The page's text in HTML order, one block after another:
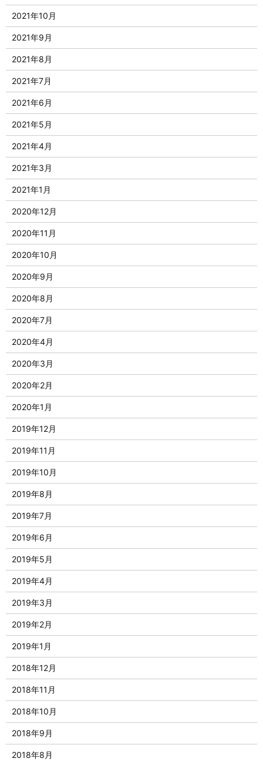
2021年10月
2021年9月
2021年8月
2021年7月
2021年6月
2021年5月
2021年4月
2021年3月
2021年1月
2020年12月
2020年11月
2020年10月
2020年9月
2020年8月
2020年7月
2020年4月
2020年3月
2020年2月
2020年1月
2019年12月
2019年11月
2019年10月
2019年8月
2019年7月
2019年6月
2019年5月
2019年4月
2019年3月
2019年2月
2019年1月
2018年12月
2018年11月
2018年10月
2018年9月
2018年8月